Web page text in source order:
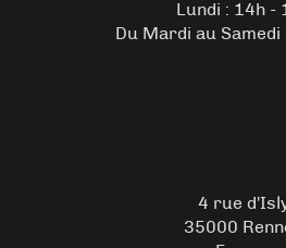
4 rue
35000
Lundi : 14h -
Du Mardi au